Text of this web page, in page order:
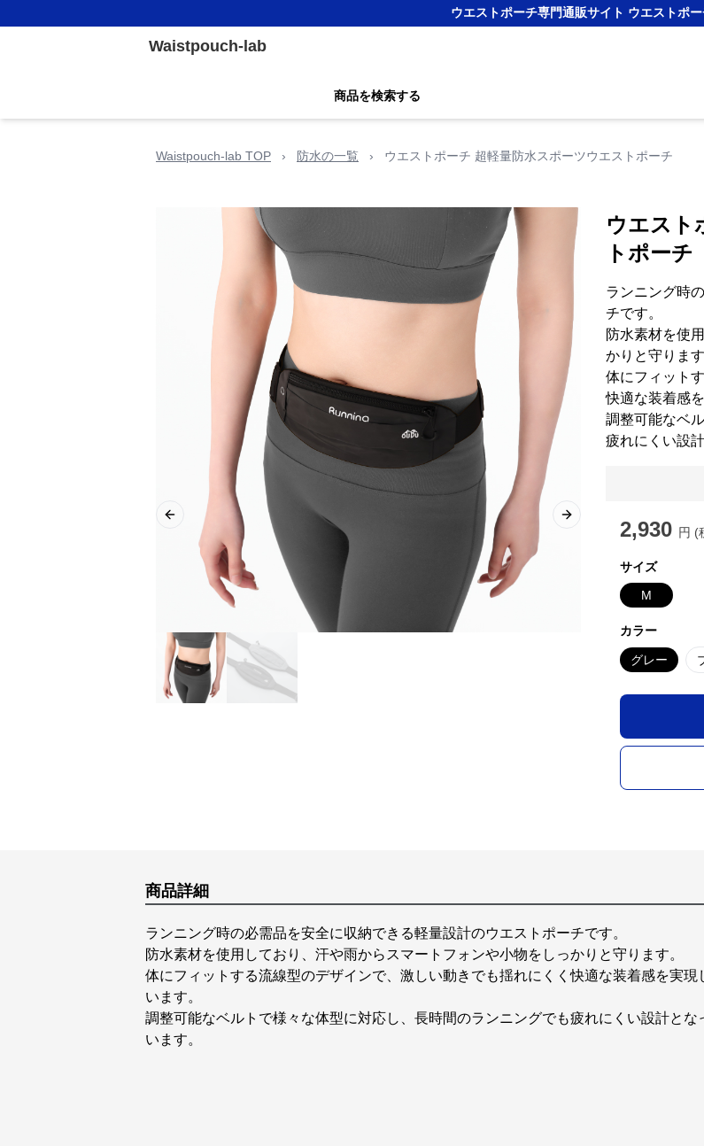
ウエストポーチ専門通販サイト ウエストポ
Waistpouch-lab
商品を検索する
Waistpouch-lab TOP › 防水の一覧 › ウエストポーチ 超軽量防水スポーツウエストポーチ
Previous slide Next slide
ウエスト
トポーチ
ランニング時
チです。
防水素材を使
かりと守ります
体にフィット
快適な装着感
調整可能なベ
疲れにくい設
2,930 円 (
サイズ
M
カラー
グレー
商品詳細
ランニング時の必需品を安全に収納できる軽量設計のウエストポーチです。
防水素材を使用しており、汗や雨からスマートフォンや小物をしっかりと守ります。
体にフィットする流線型のデザインで、激しい動きでも揺れにくく快適な装着感を実現
います。
調整可能なベルトで様々な体型に対応し、長時間のランニングでも疲れにくい設計とな
います。